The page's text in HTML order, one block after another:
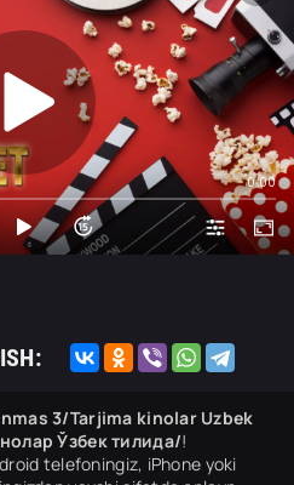
0:00
3/Tarjima kinolar Uzbek
Ўзбек тилида/!
telefoningiz, iPhone yoki